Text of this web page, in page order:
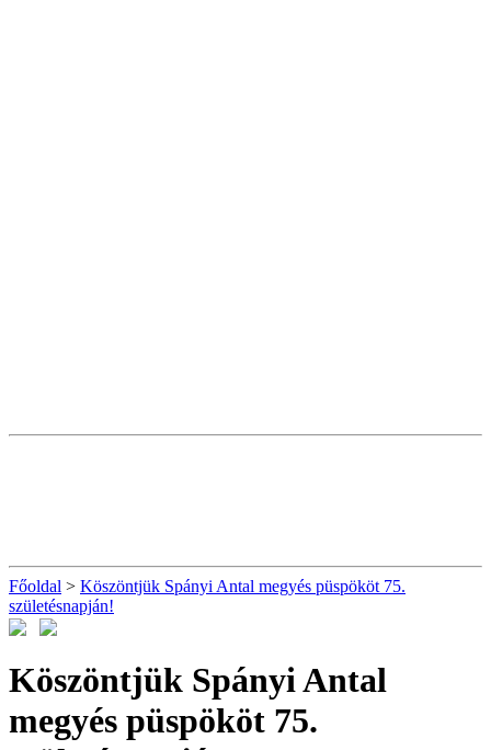
Főoldal > Köszöntjük Spányi Antal megyés püspököt 75.
születésnapján!
Köszöntjük Spányi Antal
megyés püspököt 75.